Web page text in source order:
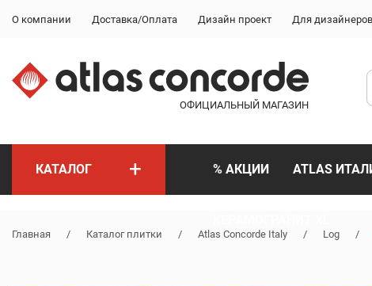
О компании Доставка/Оплата Дизайн проект Для дизайнеров
ОФИЦИАЛЬНЫЙ МАГАЗИН
КАТАЛОГ + % АКЦИИ ATLAS
Главная / Каталог плитки / Atlas Concorde Italy / Log /